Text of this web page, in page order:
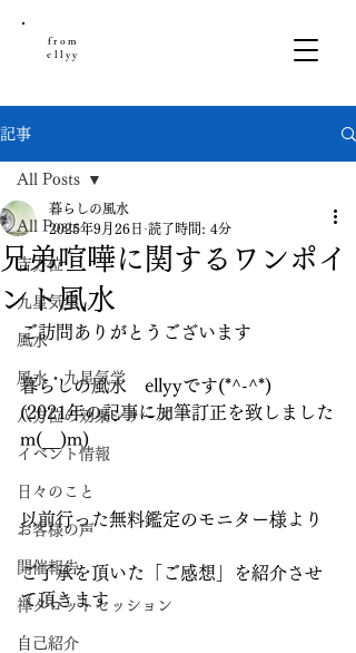
from
ellyy
記事
All Posts
吉方位
九星気学
風水
風水・九星気学
八方位の効果シリーズ
イベント情報
日々のこと
お客様の声
開催報告
禅タロットセッション
自己紹介
All Posts
兄弟喧嘩に関するワンポイ
ント風水
暮らしの風水
2025年9月26日 読了時間: 4分
ご訪問ありがとうございます
暮らしの風水　ellyyです(*^-^*)
(2021年の記事に加筆訂正を致しました
m(__)m)
以前行った無料鑑定のモニター様より
ご了承を頂いた「ご感想」を紹介させ
て頂きます